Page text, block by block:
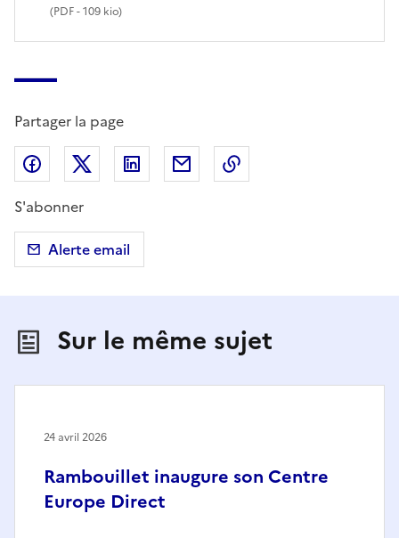
(PDF- 109 kio)
Partager la page
Partager sur Facebook
Partager sur X (anciennement Twitter)
Partager sur LinkedIn
Partager par email
S'abonner
Alerte email
Sur le même sujet
Rambouillet inaugure son Centre
Europe Direct
24 avril 2026